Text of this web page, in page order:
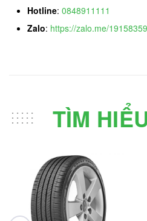
Hotline: 0848911111
Zalo: https://zalo.me/
TÌM